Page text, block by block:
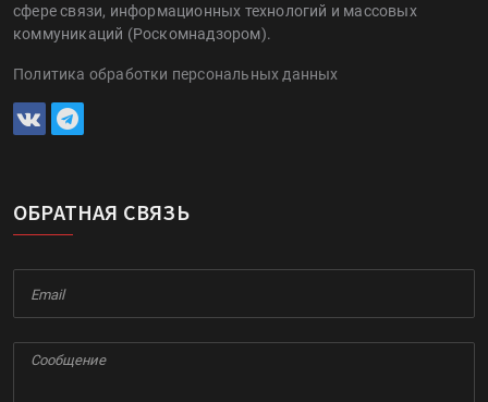
сфере связи, информационных технологий и массовых
коммуникаций (Роскомнадзором).
Политика обработки персональных данных
ОБРАТНАЯ СВЯЗЬ